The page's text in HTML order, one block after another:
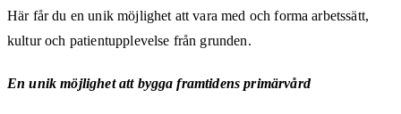
Här får du en unik möjlighet att vara med och forma arbetssätt,
kultur och patientupplevelse från grunden.
En unik möjlighet att bygga framtidens primärvård